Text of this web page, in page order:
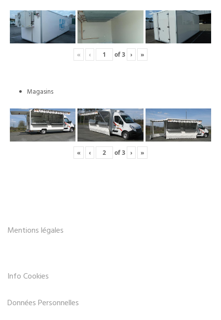
« ‹ of3 › »
Magasins
« ‹ of3 › »
Mentions légales
Info Cookies
Données Personnelles